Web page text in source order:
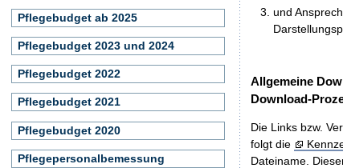
und
Allgemeine
Download-
Die Links bzw.
folgt die
Dateiname.
Pflegebudget ab 2025
Pflegebudget 2023 und 2024
Pflegebudget 2022
Pflegebudget 2021
Pflegebudget 2020
Pflegepersonalbemessung